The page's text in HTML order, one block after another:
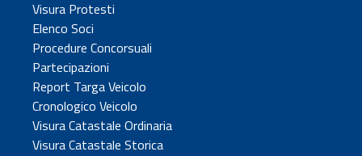
Visura Protesti
Elenco Soci
Procedure Concorsuali
Partecipazioni
Report Targa Veicolo
Cronologico Veicolo
Visura Catastale Ordinaria
Visura Catastale Storica